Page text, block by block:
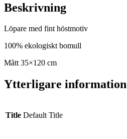
Beskrivning
Löpare med fint höstmotiv
100% ekologiskt bomull
Mått 35×120 cm
Ytterligare information
Title Default Title